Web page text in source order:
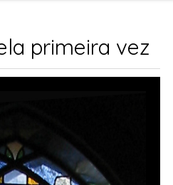
primeira vez